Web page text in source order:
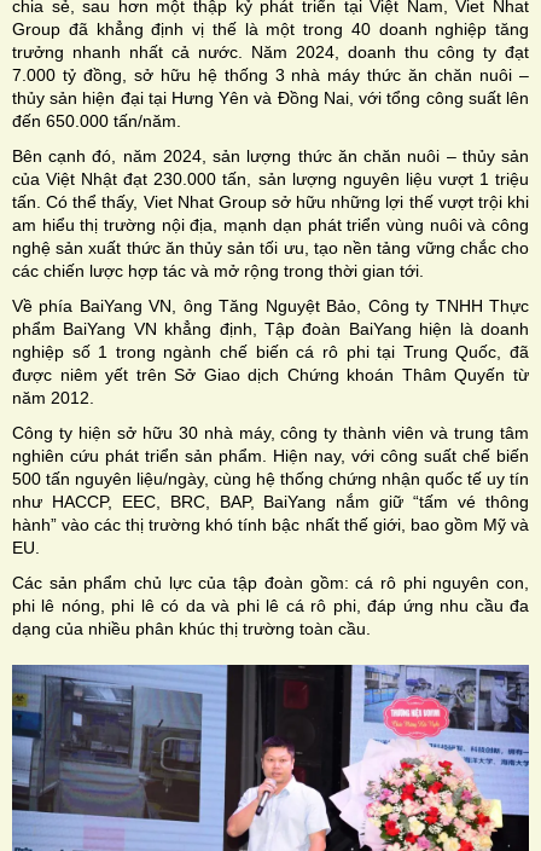
chia sẻ, sau hơn một thập kỷ phát triển tại Việt Nam, Viet Nhat
Group đã khẳng định vị thế là một trong 40 doanh nghiệp tăng
trưởng nhanh nhất cả nước. Năm 2024, doanh thu công ty đạt
7.000 tỷ đồng, sở hữu hệ thống 3 nhà máy thức ăn chăn nuôi –
thủy sản hiện đại tại Hưng Yên và Đồng Nai, với tổng công suất lên
đến 650.000 tấn/năm.
Bên cạnh đó, năm 2024, sản lượng thức ăn chăn nuôi – thủy sản
của Việt Nhật đạt 230.000 tấn, sản lượng nguyên liệu vượt 1 triệu
tấn. Có thể thấy, Viet Nhat Group sở hữu những lợi thế vượt trội khi
am hiểu thị trường nội địa, mạnh dạn phát triển vùng nuôi và công
nghệ sản xuất thức ăn thủy sản tối ưu, tạo nền tảng vững chắc cho
các chiến lược hợp tác và mở rộng trong thời gian tới.
Về phía BaiYang VN, ông Tăng Nguyệt Bảo, Công ty TNHH Thực
phẩm BaiYang VN khẳng định, Tập đoàn BaiYang hiện là doanh
nghiệp số 1 trong ngành chế biến cá rô phi tại Trung Quốc, đã
được niêm yết trên Sở Giao dịch Chứng khoán Thâm Quyến từ
năm 2012.
Công ty hiện sở hữu 30 nhà máy, công ty thành viên và trung tâm
nghiên cứu phát triển sản phẩm. Hiện nay, với công suất chế biến
500 tấn nguyên liệu/ngày, cùng hệ thống chứng nhận quốc tế uy tín
như HACCP, EEC, BRC, BAP, BaiYang nắm giữ “tấm vé thông
hành” vào các thị trường khó tính bậc nhất thế giới, bao gồm Mỹ và
EU.
Các sản phẩm chủ lực của tập đoàn gồm: cá rô phi nguyên con,
phi lê nóng, phi lê có da và phi lê cá rô phi, đáp ứng nhu cầu đa
dạng của nhiều phân khúc thị trường toàn cầu.